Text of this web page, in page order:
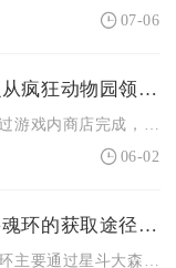
07-06
买的动物怎么从疯狂动物园领取呢
06-02
斗罗大陆凶兽魂环的获取途径有哪些